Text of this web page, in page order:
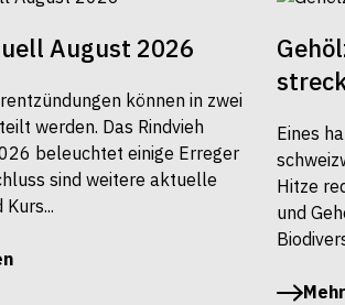
August 2026
können in zwei
werden. Das Rindvieh
beleuchtet einige Erreger
sind weitere aktuelle
Eines
Hitze
und